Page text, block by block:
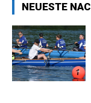
NEUESTE